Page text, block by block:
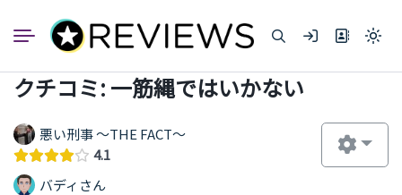
ン
Light
dark)
クチコミ: 一筋縄ではいかない
悪い刑事 ～THE FACT～
4.1
バディさん